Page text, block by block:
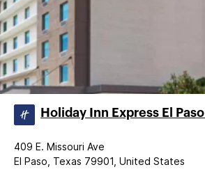
Holiday Inn Express El
409 E. Missouri Ave
El Paso, Texas 79901, United States